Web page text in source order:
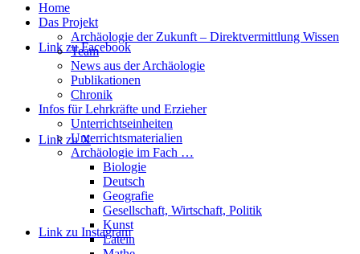
Link zu Facebook
Link zu X
Link zu Instagram
Home
Das Projekt
Archäologie der Zukunft – Direktvermittlung Wissen
Team
News aus der Archäologie
Publikationen
Chronik
Infos für Lehrkräfte und Erzieher
Unterrichtseinheiten
Unterrichtsmaterialien
Archäologie im Fach …
Biologie
Deutsch
Geografie
Gesellschaft, Wirtschaft, Politik
Kunst
Latein